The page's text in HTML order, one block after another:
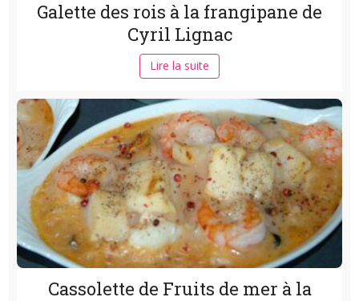
Galette des rois à la frangipane de
Cyril Lignac
Lire la suite
Cassolette de Fruits de mer à la